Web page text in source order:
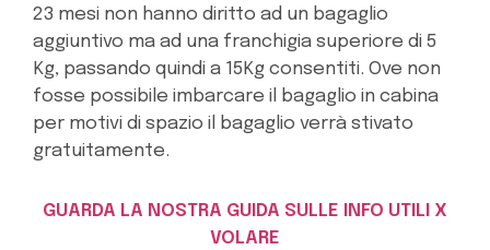
23 mesi non hanno diritto ad un bagaglio
aggiuntivo ma ad una franchigia superiore di 5
Kg, passando quindi a 15Kg consentiti. Ove non
fosse possibile imbarcare il bagaglio in cabina
per motivi di spazio il bagaglio verrà stivato
gratuitamente.
GUARDA LA NOSTRA GUIDA SULLE INFO UTILI X
VOLARE